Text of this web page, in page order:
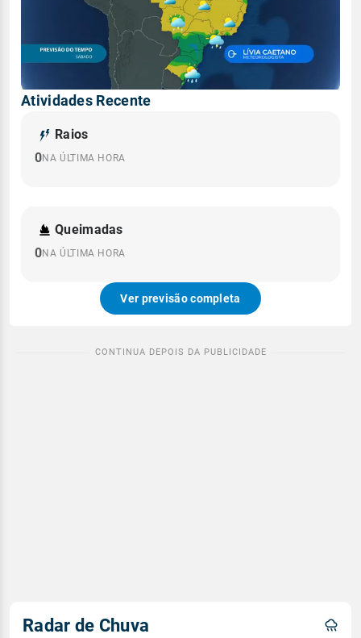
Atividades Recente
Raios
0NA ÚLTIMA HORA
Queimadas
0NA ÚLTIMA HORA
Ver previsão completa
Radar de Chuva